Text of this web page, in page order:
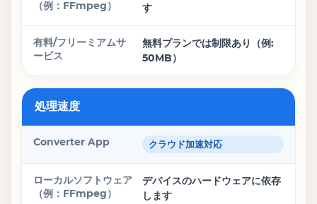
す
無料プランでは制限あり（例:
50MB）
処理速度
クラウド加速対応
デバイスのハードウェアに依存
します